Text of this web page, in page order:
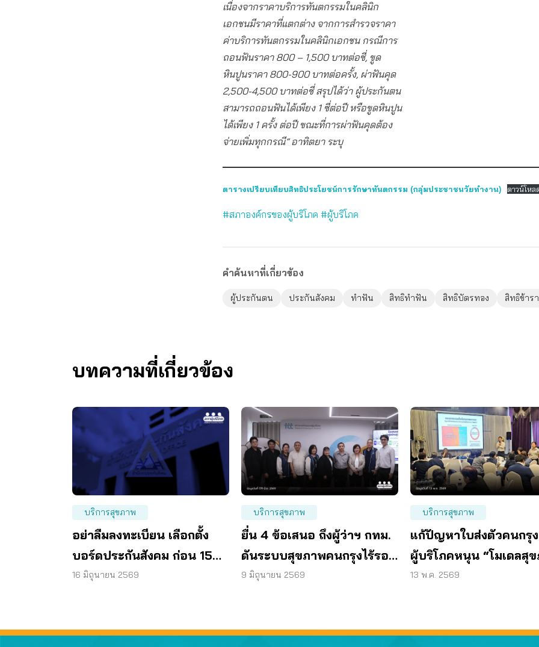
เนื่องจากราคาบริการทันตกรรมในคลินิก
เอกชนมีราคาที่แตกต่าง จากการสำรวจราคา
ค่าบริการทันตกรรมในคลินิกเอกชน กรณีการ
ถอนฟันราคา 800 – 1,500 บาทต่อซี่, ขูด
หินปูนราคา 800-900 บาทต่อครั้ง, ผ่าฟันคุด
2,500-4,500 บาทต่อซี่ สรุปได้ว่า ผู้ประกันตน
สามารถถอนฟันได้เพียง 1 ซี่ต่อปี หรือขูดหินปูน
ได้เพียง 1 ครั้ง ต่อปี ขณะที่การผ่าฟันคุดต้อง
จ่ายเพิ่มทุกกรณี” อาทิตยา ระบุ
ตารางเปรียบเทียบสิทธิประโยชน์การรักษาทันตกรรม (กลุ่มประชาชนวัยทำงาน) ดาวน์โหล
#สภาองค์กรของผู้บริโภค #ผู้บริโภค
คำค้นหาที่เกี่ยวข้อง
ผู้ประกันตน ประกันสังคม ทำฟัน สิทธิทำฟัน สิทธิบัตรทอง สิทธิข้าร
บทความที่เกี่ยวข้อง
บริการสุขภาพ
อย่าลืมลงทะเบียน เลือกตั้ง
บอร์ดประกันสังคม ก่อน 15
ก.ค. แล้วเตรียมเข้าคูหา 27
16 มิถุนายน 2569
บริการสุขภาพ
ยื่น 4 ข้อเสนอ ถึงผู้ว่าฯ กทม.
ดันระบบสุขภาพคนกรุงไร้รอย
ต่อ
9 มิถุนายน 2569
บริการสุขภาพ
แก้ปัญหาใบส่งตัวคนกรุ
ผู้บริโภคหนุน “โมเดลสุ
ใหม่”
13 พ.ค. 2569